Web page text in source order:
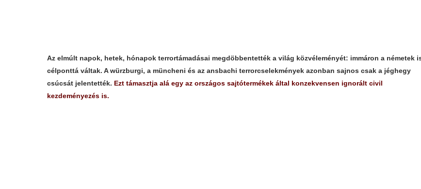
Az elmúlt napok, hetek, hónapok terrortámadásai megdöbbentették a világ közvéleményét: immáron a németek
célponttá váltak. A würzburgi, a müncheni és az ansbachi terrorcselekmények azonban sajnos csak a jéghegy
csúcsát jelentették. Ezt támasztja alá egy az országos sajtótermékek által konzekvensen ignorált civil
kezdeményezés is.